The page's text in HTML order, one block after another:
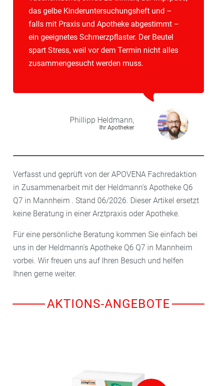
das gelbe Kinderuntersuchungsheft und –
falls mit Praxis und Apotheke abgestimmt –
ein geeignetes Schmerzpflaster. Der Beutel
spart Stress, weil vor dem Termin nicht alles
zusammengesucht werden muss.
Phillipp Heldmann,
Ihr Apotheker
Verfasst und geprüft von der APOVENA Fachredaktion
in Zusammenarbeit mit der Heldmann's Apotheke Q6
Q7 in Mannheim . Stand 06/2026. Dieser Artikel ersetzt
keine Beratung in einer Arztpraxis oder Apotheke.
Für eine persönliche Beratung kommen Sie einfach bei
uns in der Heldmann's Apotheke Q6 Q7 in Mannheim
vorbei. Wir freuen uns auf Ihren Besuch und helfen
Ihnen gerne weiter.
AKTIONS-ANGEBOTE